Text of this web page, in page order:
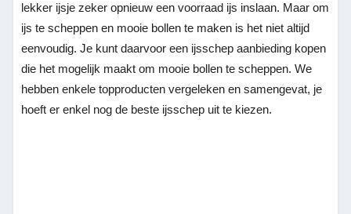
lekker ijsje zeker opnieuw een voorraad ijs inslaan. Maar om
ijs te scheppen en mooie bollen te maken is het niet altijd
eenvoudig. Je kunt daarvoor een ijsschep aanbieding kopen
die het mogelijk maakt om mooie bollen te scheppen. We
hebben enkele topproducten vergeleken en samengevat, je
hoeft er enkel nog de beste ijsschep uit te kiezen.